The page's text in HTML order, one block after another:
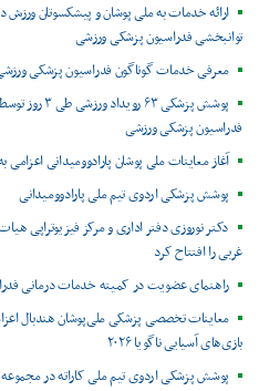
ارائه خدمات به ملی پوشان و پیشکسوتان ورزش
توانبخشی فدراسیون پزشکی ورزشی
معرفی خدمات گوناگون فدراسیون پزشکی
پوشش پزشکی ۶۳
فدراسیون پزشکی ورزشی
آغاز معاینات ملی پوشان پارادوومیدانی اعزامی
پوشش پزشکی اردوی تیم ملی پارادوومیدانی
دکتر نوروزی دفتر اداری و مرکز فیزیوتراپی
غربی را افتتاح کرد
راهنمای عضویت در کمیته خدمات درمانی
معاینات تخصصی پزشکی ملی‌پوشان هندبال
بازی‌های آسیایی ناگویا ۲۰۲۶
پوشش پزشکی اردوی تیم ملی کاراته در